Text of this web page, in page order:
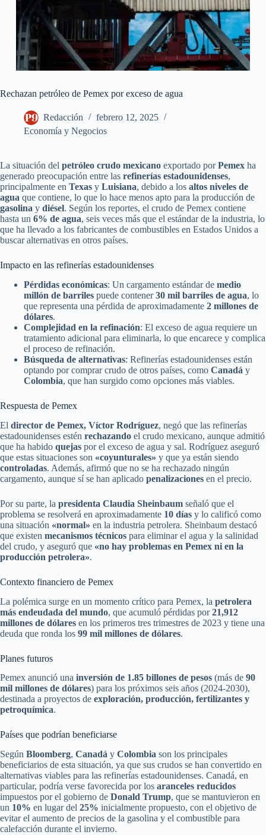
Rechazan petróleo de Pemex por exceso de agua
Redacción
febrero 12, 2025
Economía y Negocios
La situación del petróleo crudo mexicano exportado porPemex ha
generado preocupación entre las refinerías estadounidenses,
principalmente en Texas y Luisiana, debido a los altos niveles de
agua que contiene, lo que lo hace menos apto para la producción de
gasolina y diésel. Según los reportes, el crudo de Pemex contiene
hasta un 6% de agua, seis veces más que el estándar de la industria, lo
que ha llevado a los fabricantes de combustibles en Estados Unidos a
buscar alternativas en otros países.
Impacto en las refinerías estadounidenses
Pérdidas económicas: Un cargamento estándar de medio
millón de barriles puede contener30 mil barriles de agua, lo
que representa una pérdida de aproximadamente 2 millones de
dólares.
Complejidad en la refinación: El exceso de agua requiere un
tratamiento adicional para eliminarla, lo que encarece y complica
el proceso de refinación.
Búsqueda de alternativas: Refinerías estadounidenses están
optando por comprar crudo de otros países, como Canadá y
Colombia, que han surgido como opciones más viables.
Respuesta de Pemex
El director de Pemex, Víctor Rodríguez, negó que las refinerías
estadounidenses estén rechazando el crudo mexicano, aunque admitió
que ha habido quejas por el exceso de agua y sal. Rodríguez aseguró
que estas situaciones son «coyunturales» y que ya están siendo
controladas. Además, afirmó que no se ha rechazado ningún
cargamento, aunque sí se han aplicado penalizaciones en el precio.
Por su parte, la presidenta Claudia Sheinbaum señaló que el
problema se resolverá en aproximadamente 10 días y lo calificó como
una situación «normal» en la industria petrolera. Sheinbaum destacó
que existen mecanismos técnicos para eliminar el agua y la salinidad
del crudo, y aseguró que «no hay problemas en Pemex ni en la
producción petrolera».
Contexto financiero de Pemex
La polémica surge en un momento crítico para Pemex, la petrolera
más endeudada del mundo, que acumuló pérdidas por21,912
millones de dólares en los primeros tres trimestres de 2023 y tiene una
deuda que ronda los 99 mil millones de dólares.
Planes futuros
Pemex anunció una inversión de 1.85 billones de pesos (más de 90
mil millones de dólares) para los próximos seis años (2024-2030),
destinada a proyectos de exploración, producción, fertilizantes y
petroquímica.
Países que podrían beneficiarse
Según Bloomberg, Canadá y Colombia son los principales
beneficiarios de esta situación, ya que sus crudos se han convertido en
alternativas viables para las refinerías estadounidenses. Canadá, en
particular, podría verse favorecida por los aranceles reducidos
impuestos por el gobierno de Donald Trump, que se mantuvieron en
un 10% en lugar del 25% inicialmente propuesto, con el objetivo de
evitar el aumento de precios de la gasolina y el combustible para
calefacción durante el invierno.